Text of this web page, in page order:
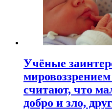
Учёные
считают, что
добро и зло,